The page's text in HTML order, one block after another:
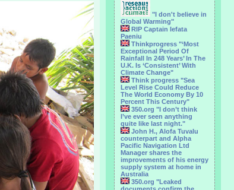
"I don't believe in
Global Warming"
RIP Captain Iefata
Paeniu
Thinkprogress "‘Most
Exceptional Period Of
Rainfall In 248 Years’ In The
U.K. Is ‘Consistent’ With
Climate Change"
Think progress "Sea
Level Rise Could Reduce
The World Economy By 10
Percent This Century"
350.org "I don’t think
I’ve ever seen anything
quite like last night."
John H., Alofa Tuvalu
counterpart and Alpha
Pacific Navigation Ltd
Manager shares the
improvements of his energy
supply system at home in
Australia
350.org "Leaked